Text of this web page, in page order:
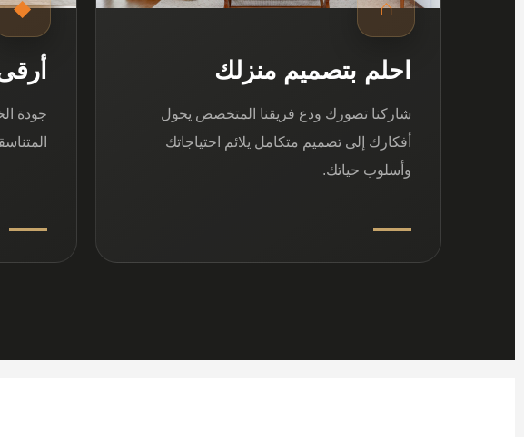
⌂
احلم بتصميم منزلك
شاركنا تصورك ودع فريقنا المتخصص يحول
أفكارك إلى تصميم متكامل يلائم احتياجاتك
وأسلوب حياتك.
◆
جودة